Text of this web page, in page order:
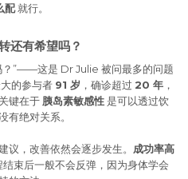
配就行。
还有希望吗？
？”——这是 Dr Julie 被问最多的问题
的参与者 91 岁 ，确诊超过 20 年 ，
键在于 胰岛素敏感性 是可以透过饮
有绝对关系。
议，改善依然会逐步发生。 成功率高
结束后一般不会反弹，因为身体学会